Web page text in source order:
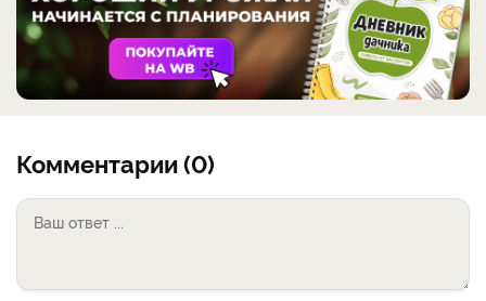
Комментарии (0)